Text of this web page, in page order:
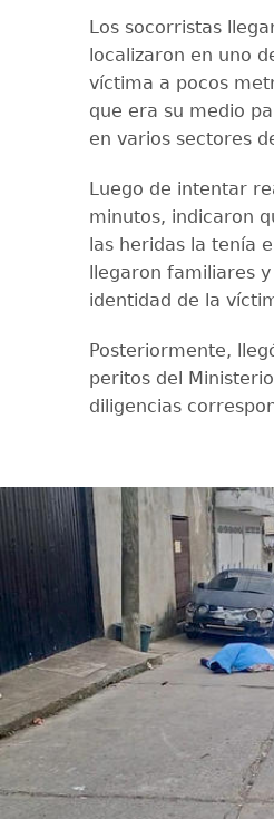
Los socorristas
localizaron en uno
víctima a pocos
que era su medio
en varios sectores
Luego de intentar
minutos, indicaron
las heridas la tenía
llegaron familiares
identidad de la
Posteriormente,
peritos del
diligencias